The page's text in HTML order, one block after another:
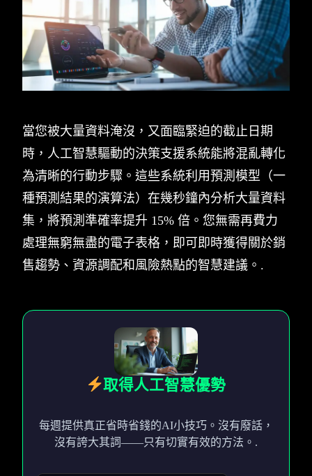
當您被大量資料淹沒，又面臨緊迫的截止日期
時，人工智慧驅動的決策支援系統能將混亂轉化
為清晰的行動步驟。這些系統利用預測模型（一
種預測結果的演算法）在幾秒鐘內分析大量資料
集，將預測準確率提升 15% 倍。您無需再費力
處理無窮無盡的電子表格，即可即時獲得關於銷
售趨勢、資源調配和風險熱點的智慧建議。.
取得人工智慧優勢
每週提供真正省時省錢的AI小技巧。沒有廢話，
沒有誇大其詞——只有切實有效的方法。.